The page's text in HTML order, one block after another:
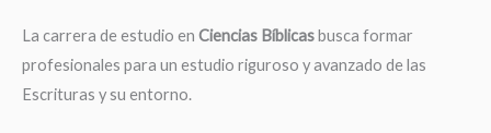
La carrera de estudio en Ciencias Bíblicasbusca formar
profesionales para un estudio riguroso y avanzado de las
Escrituras y su entorno.